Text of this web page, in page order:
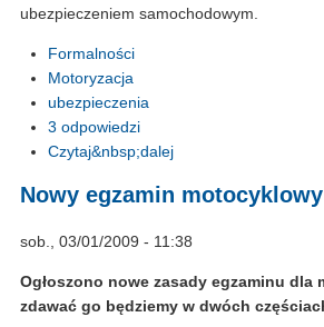
ubezpieczeniem samochodowym.
Formalności
Motoryzacja
ubezpieczenia
3 odpowiedzi
Czytaj&nbsp;dalej
Nowy egzamin motocyklowy
sob., 03/01/2009 - 11:38
Ogłoszono nowe zasady egzaminu dla
zdawać go będziemy w dwóch